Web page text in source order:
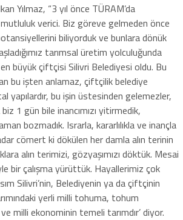
Yılmaz, “3 yıl önce TÜRAM’da
verici. Biz göreve gelmeden önce
biliyorduk ve bunlara dönük
tarımsal üretim yolculuğunda
büyük çiftçisi Silivri Belediyesi oldu. Bu
bu işten anlamaz, çiftçilik belediye
yapılardır, bu işin üstesinden gelemezler,
1 gün bile inancımızı yitirmedik,
bozmadık. Israrla, kararlılıkla ve inançla
cömert ki dökülen her damla alın terinin
alın terimizi, gözyaşımızı döktük. Mesai
bir çalışma yürüttük. Hayallerimiz çok
Silivri’nin, Belediyenin ya da çiftçinin
yerli milli tohuma, tohum
milli ekonominin temeli tarımdır’ diyor.